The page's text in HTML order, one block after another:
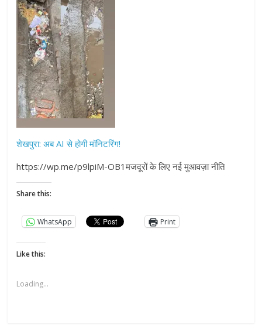
शेखपुरा: अब AI से होगी मॉनिटरिंग!
https://wp.me/p9lpiM-OB1मजदूरों के लिए नई मुआवज़ा नीति
Share this:
WhatsApp Print
Like this:
Loading...